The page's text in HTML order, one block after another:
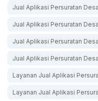
Jual Aplikasi Persuratan
Jual Aplikasi Persuratan
Jual Aplikasi Persuratan
Jual Aplikasi Persuratan
Layanan Jual Aplikasi
Layanan Jual Aplikasi